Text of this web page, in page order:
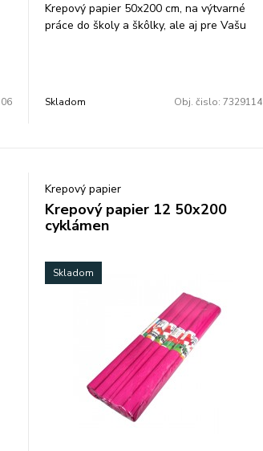
Krepový papier 50x200 cm, na výtvarné
práce do školy a škôlky, ale aj pre Vašu
Skladom Obj. čislo: 7329114
Krepový papier
Krepový papier 12 50x200
cyklámen
Skladom